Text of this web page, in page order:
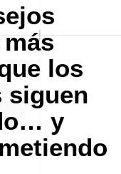
los
siguen
y